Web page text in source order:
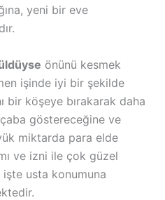
yeni bir eve
önünü kesmek
işinde iyi bir şekilde
bir köşeye bırakarak daha
göstereceğine ve
miktarda para elde
ve izni ile çok güzel
işte usta konumuna